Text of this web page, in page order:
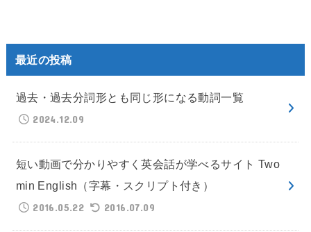
最近の投稿
過去・過去分詞形とも同じ形になる動詞一覧
2024.12.09
短い動画で分かりやすく英会話が学べるサイト Two
min English（字幕・スクリプト付き）
2016.05.22
2016.07.09